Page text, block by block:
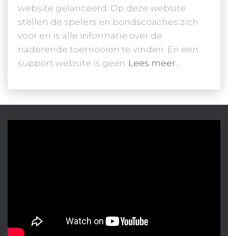
website gelanceerd. Op deze website
stellen de spelers en bondscoaches zich
voor en is alle informatie over de
naderende toernooien te vinden. En een
support website is geen Lees meer…